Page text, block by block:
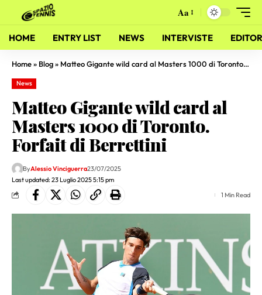
Aa
HOME ENTRY LIST NEWS INTERVISTE
Home» Blog» Matteo Gigante wild card al Masters 1000 di Toronto. Forfait di Berrettini
News
Matteo Gigante wild card al
Masters 1000 di Toronto.
Forfait di Berrettini
Last updated: 23 Luglio 2025 5:15 pm
ByAlessio Vinciguerra23/07/2025
1 Min Read